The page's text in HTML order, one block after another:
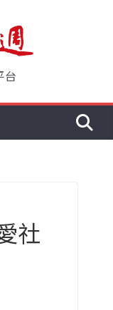
台
社